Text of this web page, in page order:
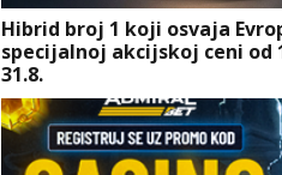
Hibrid broj 1 koji osvaja
specijalnoj akcijskoj ceni od
31.8.